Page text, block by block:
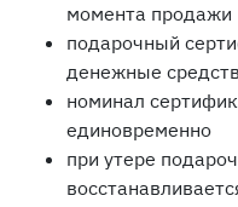
момента продажи
подарочный
денежные
номинал
единовременно
при утере